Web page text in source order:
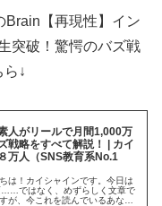
Brain【再現性】イン
突破！驚愕のバズ戦
↓
人がリールで月間1,000万
戦略をすべて解説！ | カイ
万人（SNS教育系No.1
は！カイシャインです。今日は
……ではなく、めずらしく文章で
が、今これを読んでいるあなた